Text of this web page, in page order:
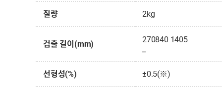
질량 2kg
검출 길이(mm) 270840 1405
선형성(%) ±0.5(※)